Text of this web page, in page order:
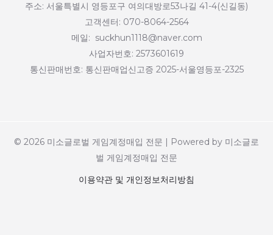
주소: 서울특별시 영등포구 여의대방로53나길 41-4(신길동)
고객센터: 070-8064-2564
메일: suckhun1118@naver.com
사업자번호: 2573601619
통신판매번호: 통신판매업신고증 2025-서울영등포-2325
© 2026 미소글로벌 게임계정매입 전문 | Powered by 미소글로
벌 게임계정매입 전문
이용약관 및 개인정보처리방침